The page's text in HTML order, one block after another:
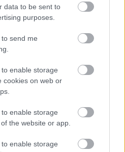
data to be sent to
purposes.
send me
enable storage
cookies on web or
enable storage
the website or app.
enable storage
a GDPR-szabályzatot
Csak egy kattintás, és hírlevelünk a
tartalmakkal hétről hétre
24 cikke
jelöli köztársasági elnöknek